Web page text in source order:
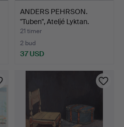
ANDERS PEHRSON.
"Tuben", Ateljé Lyktan.
21 timer
2 bud
37 USD